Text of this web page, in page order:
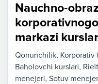
Nauchno-
markazi
Qonunchilik Korporativ
Baholovchi kurslari
menejeri Sotuv